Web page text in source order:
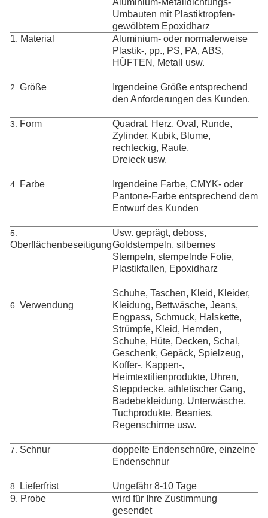
Aluminium-Metalldichtungs-
Umbauten mit Plastiktropfen-
gewölbtem Epoxidharz
1. Material
Aluminium- oder normalerweise
Plastik-, pp., PS, PA, ABS,
HÜFTEN, Metall usw.
2. Größe
Irgendeine Größe entsprechend
den Anforderungen des Kunden.
3. Form
Quadrat, Herz, Oval, Runde,
Zylinder, Kubik, Blume,
rechteckig, Raute,
Dreieck usw.
4. Farbe
Irgendeine Farbe, CMYK- oder
Pantone-Farbe entsprechend dem
Entwurf des Kunden
5.
Oberflächenbeseitigung
Usw. geprägt, deboss,
Goldstempeln, silbernes
Stempeln, stempelnde Folie,
Plastikfallen, Epoxidharz
6. Verwendung
Schuhe, Taschen, Kleid, Kleider,
Kleidung, Bettwäsche, Jeans,
Engpass, Schmuck, Halskette,
Strümpfe, Kleid, Hemden,
Schuhe, Hüte, Decken, Schal,
Geschenk, Gepäck, Spielzeug,
Koffer-, Kappen-,
Heimtextilienprodukte, Uhren,
Steppdecke, athletischer Gang,
Badebekleidung, Unterwäsche,
Tuchprodukte, Beanies,
Regenschirme usw.
7. Schnur
doppelte Endenschnüre, einzelne
Endenschnur
8. Lieferfrist
Ungefähr 8-10 Tage
9. Probe
wird für Ihre Zustimmung
gesendet